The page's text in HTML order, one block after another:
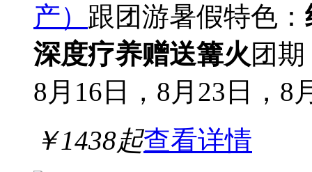
产） 跟团游暑假特色：
深度疗养赠送篝火 团
8月16日，8月23日，8
￥1438起查看详情